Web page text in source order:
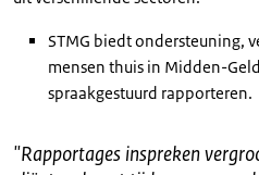
STMG biedt ondersteuning,
mensen thuis in Midden-
spraakgestuurd rapporteren.
"Rapportages inspreken